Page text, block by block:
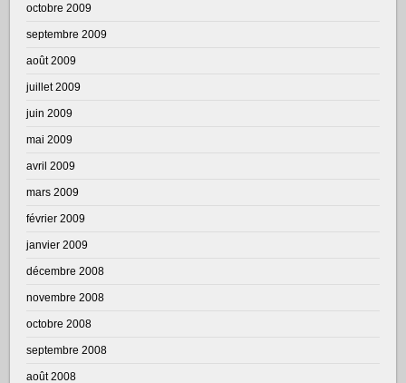
octobre 2009
septembre 2009
août 2009
juillet 2009
juin 2009
mai 2009
avril 2009
mars 2009
février 2009
janvier 2009
décembre 2008
novembre 2008
octobre 2008
septembre 2008
août 2008